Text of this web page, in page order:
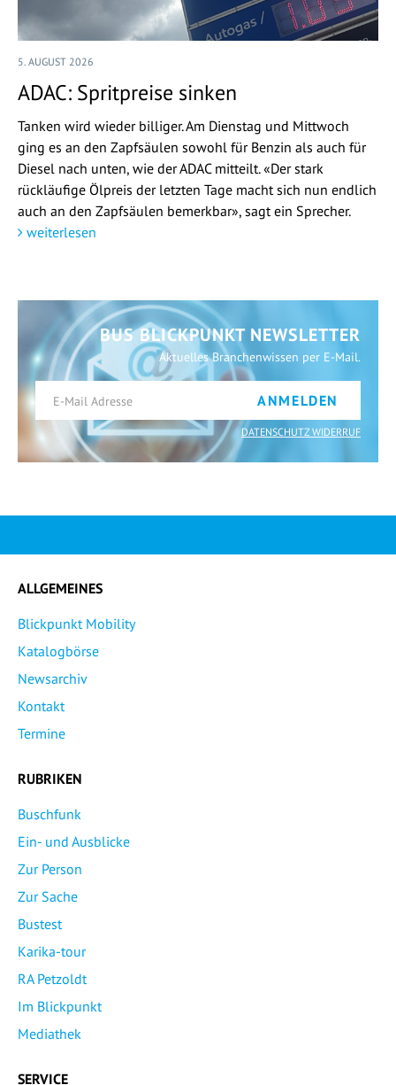
5. AUGUST 2026
ADAC: Spritpreise sinken
Tanken wird wieder billiger. Am Dienstag und Mittwoch
ging es an den Zapfsäulen sowohl für Benzin als auch für
Diesel nach unten, wie der ADAC mitteilt. «Der stark
rückläufige Ölpreis der letzten Tage macht sich nun endlich
auch an den Zapfsäulen bemerkbar», sagt ein Sprecher.
weiterlesen
BUS BLICKPUNKT NEWSLETTER
Aktuelles Branchenwissen per E-Mail.
ANMELDEN
DATENSCHUTZ WIDERRUF
ALLGEMEINES
Blickpunkt Mobility
Katalogbörse
Newsarchiv
Kontakt
Termine
RUBRIKEN
Buschfunk
Ein- und Ausblicke
Zur Person
Zur Sache
Bustest
Karika-tour
RA Petzoldt
Im Blickpunkt
Mediathek
SERVICE